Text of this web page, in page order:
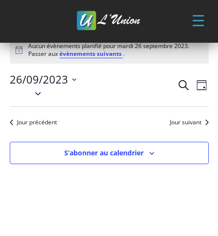
Évènements
for
26
septembre
2023
Notice
Aucun évènements planifié pour mardi 26 septembre 2023.
Passer auxévènements suivants .
de
Recherche
de
Jour
26/09/2023
Sélectionnez
Jour précédent Jour suivant
S’abonner au calendrier